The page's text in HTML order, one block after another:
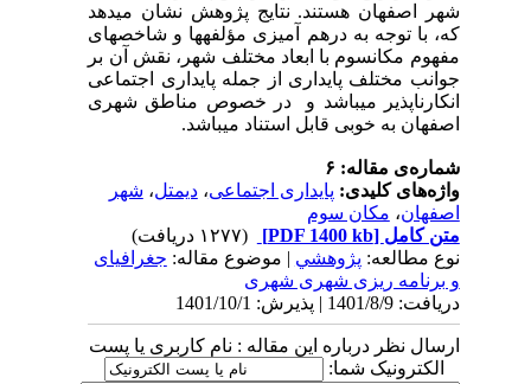
شهر اصفهان هستند. نتایج پژوهش نشان میدهد
که، با توجه به درهم آمیزی مؤلفهها و شاخصهای
مفهوم مکانسوم با ابعاد مختلف شهر، نقش آن بر
جوانب مختلف پایداری از جمله پایداری اجتماعی
انکارناپذیر میباشد و در خصوص مناطق شهری
اصفهان به خوبی قابل استناد میباشد.
شماره‌ی مقاله: ۶
واژه‌های کلیدی: پایداری اجتماعی،دیمتل، شهر
اصفهان، مکان سوم
متن کامل [PDF 1400 kb]
(۱۲۷۷ دریافت)
نوع مطالعه: پژوهشي | موضوع مقاله: جغرافیای
و برنامه ریزی شهری شهری
دریافت: 1401/8/9 | پذیرش: 1401/10/1
ارسال نظر درباره این مقاله : نام کاربری یا پست
الکترونیک شما: